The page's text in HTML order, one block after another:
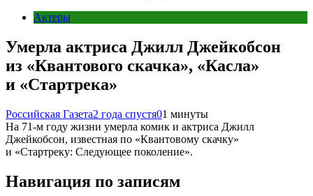
Актеры
Умерла актриса Джилл Джейкобсон
из «Квантового скачка», «Касла»
и «Стартрека»
Российская Газета2 года спустя01 минуты
На 71-м году жизни умерла комик и актриса Джилл
Джейкобсон, известная по «Квантовому скачку»
и «Стартреку: Следующее поколение».
Навигация по записям